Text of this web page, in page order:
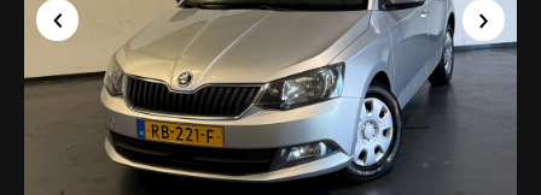
Vacatures
Over ons
Verkocht
Contact